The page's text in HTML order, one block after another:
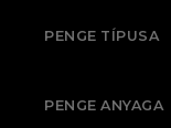
PENGE TÍPUSA
PENGE ANYAGA